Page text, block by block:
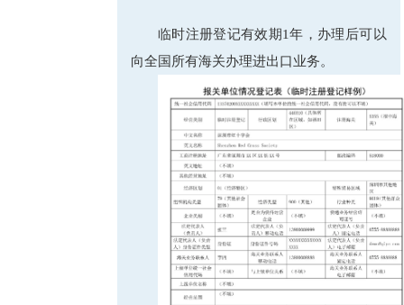
临时注册登记有效期1年，办理后可以
向全国所有海关办理进出口业务。